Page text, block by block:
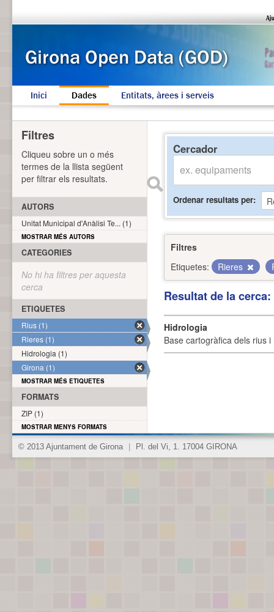
Inici Dades Entitats, àrees i serveis
Cercador
Ordenar resultats per
Filtres
Etiquetes:
Rieres
Resultat de la
Hidrologia
Base cartogràfica dels rius
Filtres
Cliqueu sobre un o més
termes de la llista següent
per filtrar els resultats.
AUTORS
Unitat Municipal d'Anàlisi Te... (1)
MOSTRAR MÉS AUTORS
CATEGORIES
No hi ha filtres per aquesta
cerca
ETIQUETES
Rius (1)
Rieres (1)
Hidrologia (1)
Girona (1)
MOSTRAR MÉS ETIQUETES
FORMATS
ZIP (1)
MOSTRAR MENYS FORMATS
© 2013 Ajuntament de Girona Pl. del Vi, 1. 17004 GIRONA